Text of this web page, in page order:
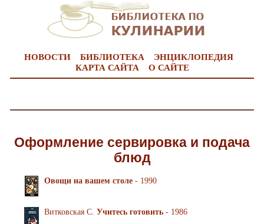
НОВОСТИ БИБЛИОТЕКА
ЭНЦИКЛОПЕДИЯ
КАРТА САЙТА
О САЙТЕ
Оформление сервировка и подача
блюд
Овощи на вашем столе- 1990
Витковская С. Учитесь готовить- 1986